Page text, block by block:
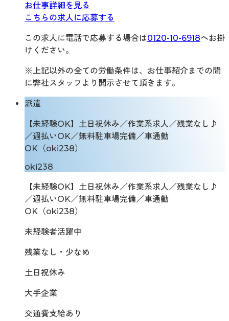
お仕事詳細を見る
こちらの求人に応募する
この求人に電話で応募する場合は0120-10-6918へお掛
けください。
※上記以外の全ての労働条件は、お仕事紹介までの間
に弊社スタッフより開示させて頂きます。
派遣
【未経験OK】土日祝休み／作業系求人／残業なし♪
／週払いOK／無料駐車場完備／車通勤
OK（oki238）
oki238
【未経験OK】土日祝休み／作業系求人／残業なし♪
／週払いOK／無料駐車場完備／車通勤
OK（oki238）
未経験者活躍中
残業なし・少なめ
土日祝休み
大手企業
交通費支給あり